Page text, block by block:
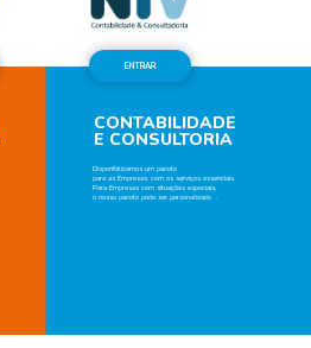
CONTABILIDADE
E CONSULTORIA
Disponibilizamos um pacote
para as Empresas, com os serviços essenciais.
Para Empresas com situações especiais,
o nosso pacote pode ser personalizado .
ENTRAR